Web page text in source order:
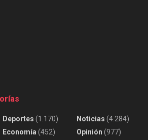
Deportes (1.170)
Economía (452)
Noticias (4.284)
Opinión (977)